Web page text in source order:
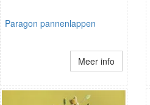
Paragon pannenlappen
Meer info